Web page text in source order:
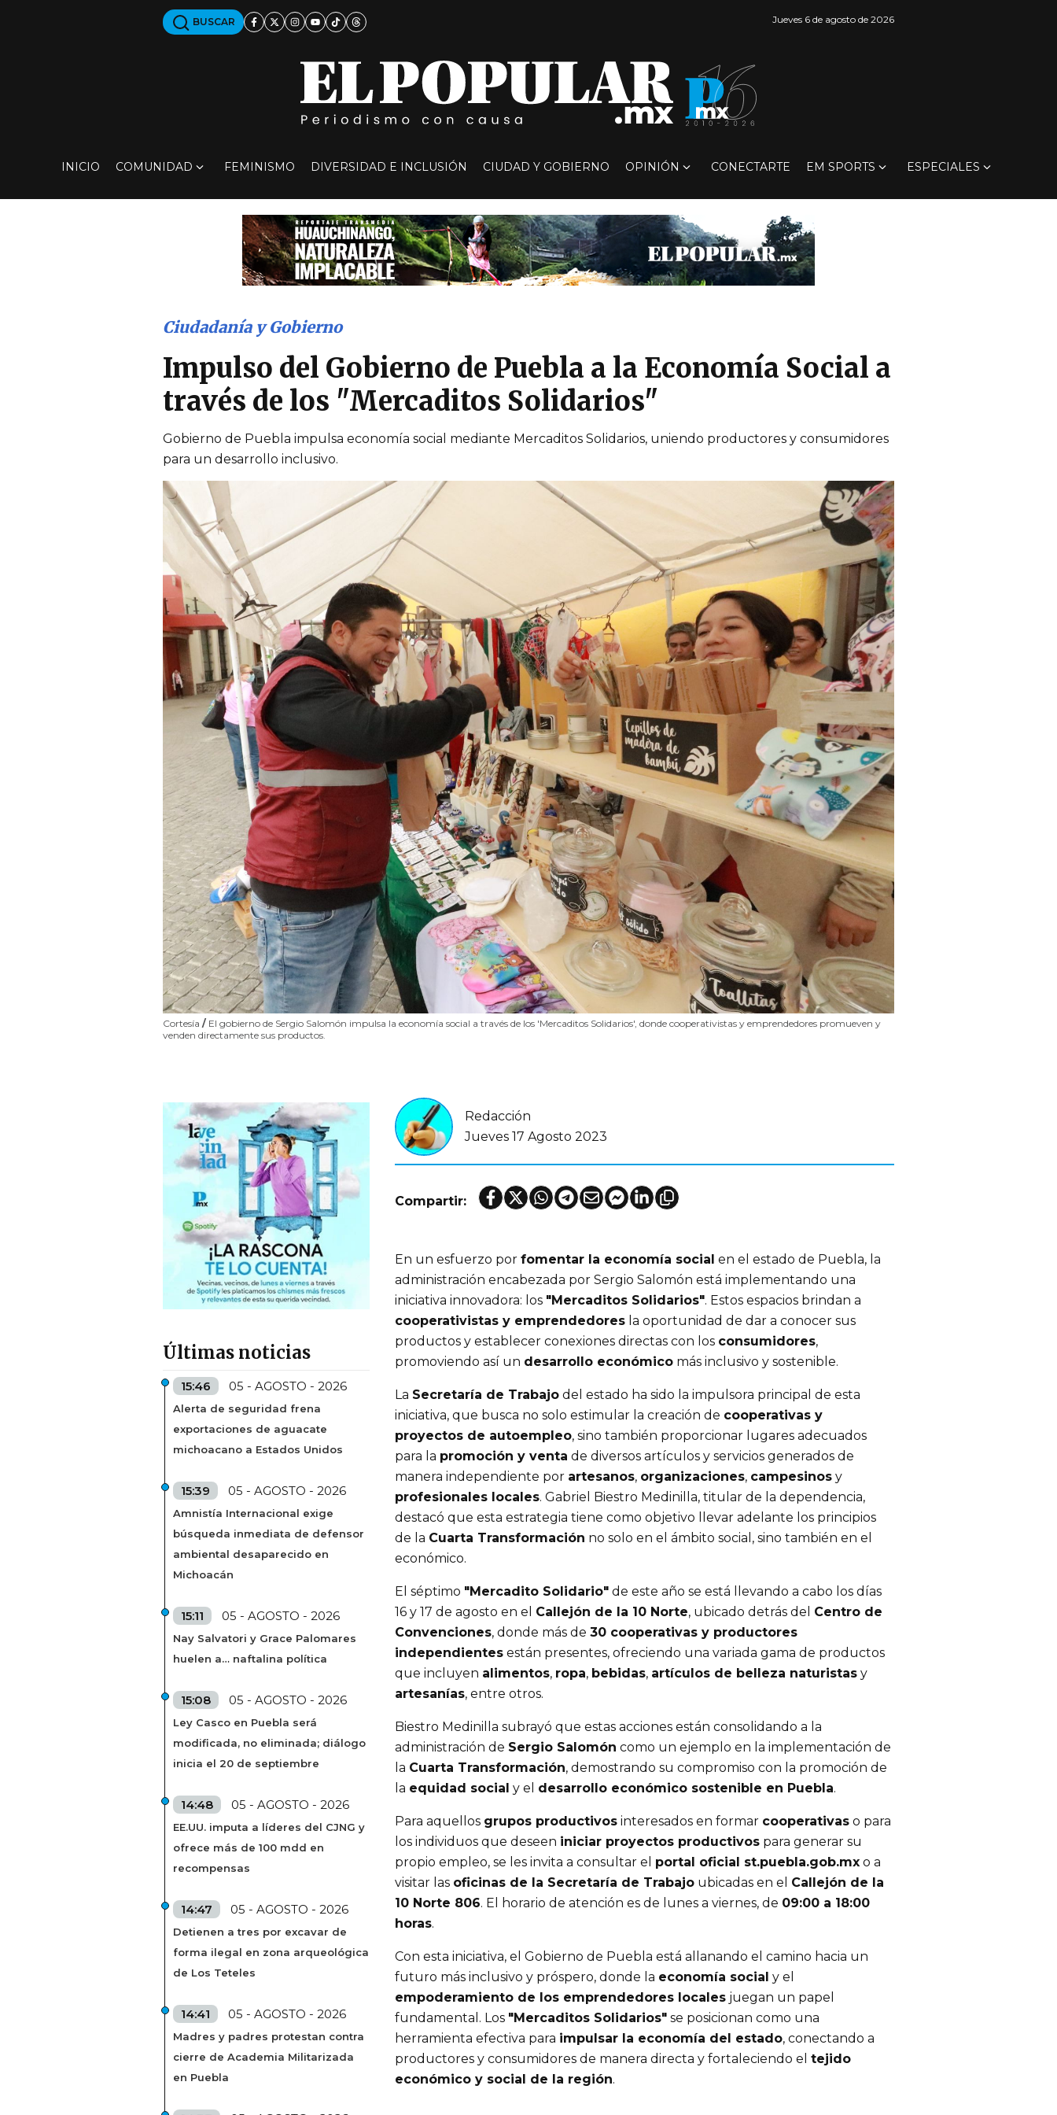
BUSCAR Jueves 6 de agosto de 2026
INICIO COMUNIDAD FEMINISMO DIVERSIDAD E INCLUSIÓN CIUDAD Y GOBIERNO OPINIÓN CONECTARTE EM SPORTS ESPECIALES
Cortesía / El gobierno de Sergio Salomón impulsa la economía social a través de los 'Mercaditos Solidarios', donde cooperativistas y emprendedores promueven y
venden directamente sus productos.
Ciudadanía y Gobierno
Impulso del Gobierno de Puebla a la Economía Social a
través de los "Mercaditos Solidarios"
Gobierno de Puebla impulsa economía social mediante Mercaditos Solidarios, uniendo productores y consumidores
para un desarrollo inclusivo.
Últimas noticias
15:46 05 - AGOSTO - 2026
Alerta de seguridad frena
exportaciones de aguacate
michoacano a Estados Unidos
15:39 05 - AGOSTO - 2026
Amnistía Internacional exige
búsqueda inmediata de defensor
ambiental desaparecido en
Michoacán
15:11 05 - AGOSTO - 2026
Nay Salvatori y Grace Palomares
huelen a… naftalina política
15:08 05 - AGOSTO - 2026
Ley Casco en Puebla será
modificada, no eliminada; diálogo
inicia el 20 de septiembre
14:48 05 - AGOSTO - 2026
EE.UU. imputa a líderes del CJNG y
ofrece más de 100 mdd en
recompensas
14:47 05 - AGOSTO - 2026
Detienen a tres por excavar de
forma ilegal en zona arqueológica
de Los Teteles
14:41 05 - AGOSTO - 2026
Madres y padres protestan contra
cierre de Academia Militarizada
en Puebla
Redacción
Jueves 17 Agosto 2023
Compartir:
En un esfuerzo por fomentar la economía social en el estado de Puebla, la
administración encabezada por Sergio Salomón está implementando una
iniciativa innovadora: los "Mercaditos Solidarios". Estos espacios brindan a
cooperativistas y emprendedores la oportunidad de dar a conocer sus
productos y establecer conexiones directas con los consumidores,
promoviendo así un desarrollo económico más inclusivo y sostenible.
La Secretaría de Trabajo del estado ha sido la impulsora principal de esta
iniciativa, que busca no solo estimular la creación de cooperativas y
proyectos de autoempleo, sino también proporcionar lugares adecuados
para la promoción y venta de diversos artículos y servicios generados de
manera independiente por artesanos, organizaciones, campesinos y
profesionales locales. Gabriel Biestro Medinilla, titular de la dependencia,
destacó que esta estrategia tiene como objetivo llevar adelante los principios
de la Cuarta Transformación no solo en el ámbito social, sino también en el
económico.
El séptimo "Mercadito Solidario" de este año se está llevando a cabo los días
16 y 17 de agosto en el Callejón de la 10 Norte, ubicado detrás del Centro de
Convenciones, donde más de 30 cooperativas y productores
independientes están presentes, ofreciendo una variada gama de productos
que incluyen alimentos, ropa, bebidas, artículos de belleza naturistas y
artesanías, entre otros.
Biestro Medinilla subrayó que estas acciones están consolidando a la
administración de Sergio Salomón como un ejemplo en la implementación de
la Cuarta Transformación, demostrando su compromiso con la promoción de
la equidad social y el desarrollo económico sostenible en Puebla.
Para aquellos grupos productivos interesados en formar cooperativas o para
los individuos que deseen iniciar proyectos productivos para generar su
propio empleo, se les invita a consultar el portal oficial st.puebla.gob.mx o a
visitar las oficinas de la Secretaría de Trabajo ubicadas en el Callejón de la
10 Norte 806. El horario de atención es de lunes a viernes, de 09:00 a 18:00
horas.
Con esta iniciativa, el Gobierno de Puebla está allanando el camino hacia un
futuro más inclusivo y próspero, donde la economía social y el
empoderamiento de los emprendedores locales juegan un papel
fundamental. Los "Mercaditos Solidarios" se posicionan como una
herramienta efectiva para impulsar la economía del estado, conectando a
productores y consumidores de manera directa y fortaleciendo el tejido
económico y social de la región.